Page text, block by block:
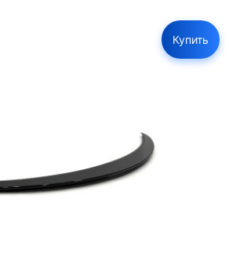
Купить